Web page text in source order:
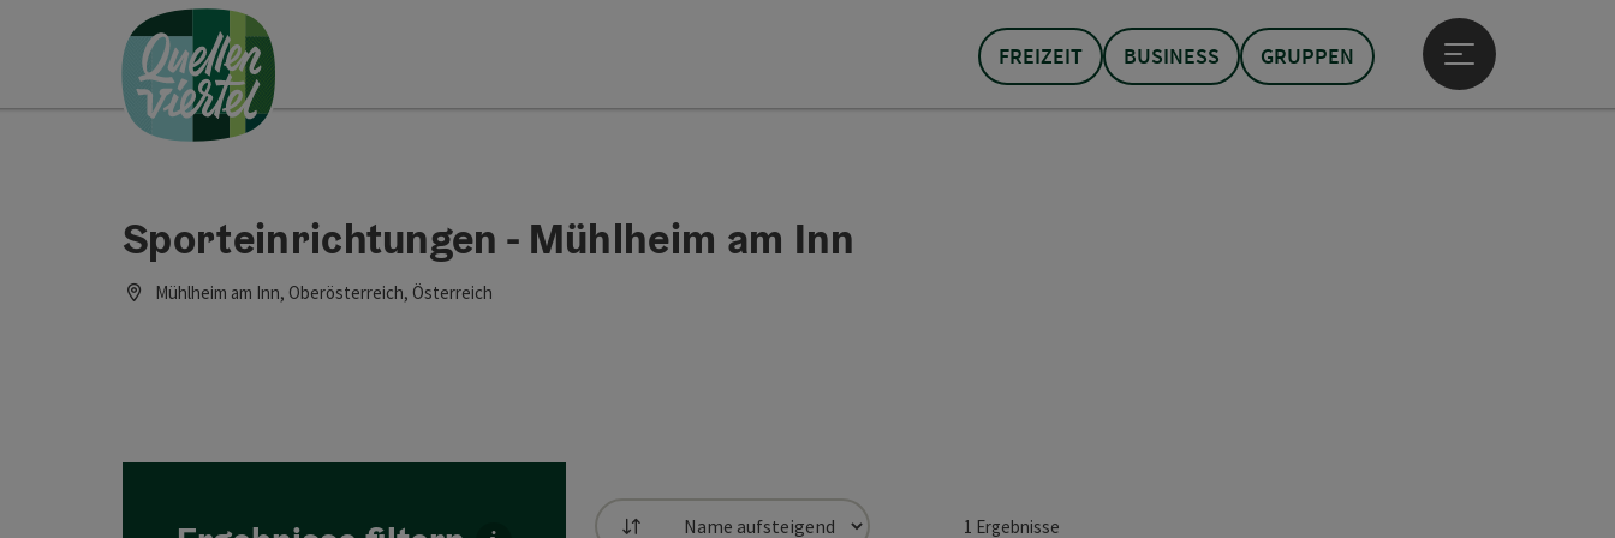
Zum InhaltAccesskey
[0]
Zur NavigationAccesskey
Zum Seitenanfang Accesskey
FREIZEIT BUSINESS GRUPPEN
Hauptmenü öffnen
Sporteinrichtungen - Mühlheim am Inn
Mühlheim am Inn, Oberösterreich, Österreich
1 Ergebnisse